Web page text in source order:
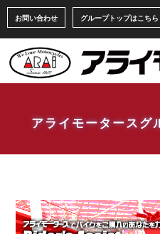
お問い合わせ グループトップはこちら
アライモータースグ